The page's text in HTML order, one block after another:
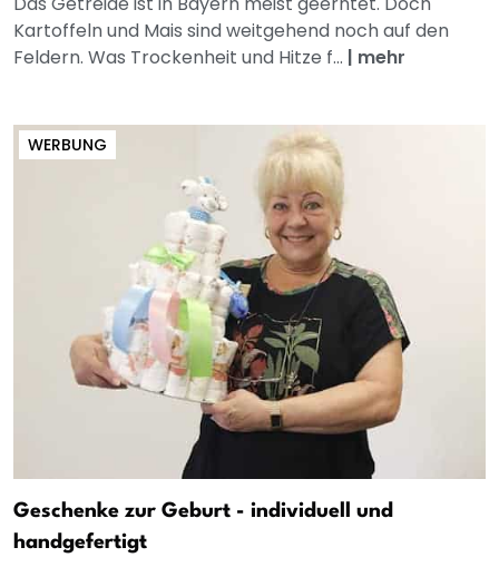
Kartoffeln und Mais sind weitgehend noch auf den
Feldern. Was Trockenheit und Hitze f... | mehr
WERBUNG
Geschenke zur Geburt - individuell und
handgefertigt